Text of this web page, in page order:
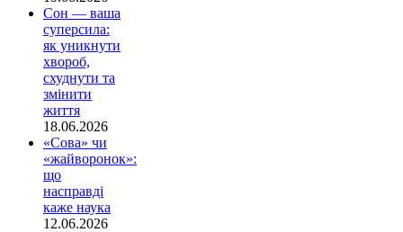
Сон — ваша
суперсила:
як уникнути
хвороб,
схуднути та
змінити
життя
18.06.2026
«Сова» чи
«жайворонок»:
що
насправді
каже наука
12.06.2026